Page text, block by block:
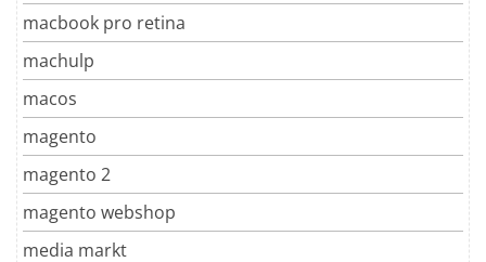
macbook pro retina
machulp
macos
magento
magento 2
magento webshop
media markt